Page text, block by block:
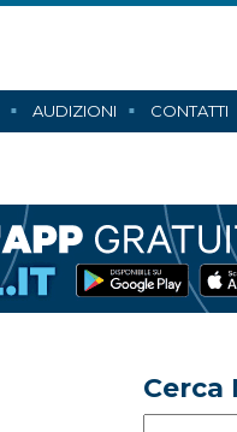
AUDIZIONI CONTATTI
Cerca